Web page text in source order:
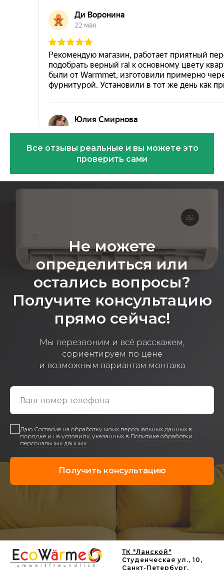
Эковарме на карте Санкт‑Петербурга —
Все отзывы реальные и вы можете это
проверить сами
Не можете
определиться или
остались вопросы?
Получите консультацию
прямо сейчас!
Мы перезвоним и всё расскажем,
сориентируем по цене
и возможным вариантам монтажа
Даю Согласие на обработку моих персональных данных в
порядке и на условиях, указанных в Политике обработки
персональных данных
Получить консультацию
ТК "Ланской"
Студенческая ул., 10,
Санкт-Петербург,